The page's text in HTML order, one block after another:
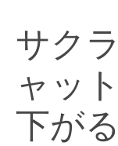
サク
ャッ
下が